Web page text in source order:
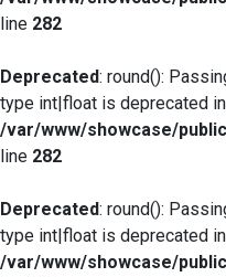
line 282
Deprecated: round():
type int|float is deprecated in
/var/www/showcase/
line 282
Deprecated: round():
type int|float is deprecated in
/var/www/showcase/